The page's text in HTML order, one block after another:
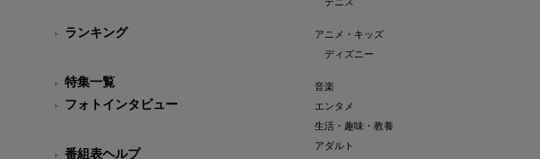
ランキング
特集一覧
フォトインタビュー
番組表ヘルプ
アニメ・キッズ
ディズニー
音楽
エンタメ
生活・趣味・教養
アダルト